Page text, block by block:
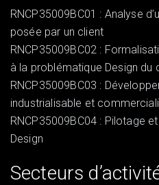
RNCP35009BC01 : Analyse
posée par un client
RNCP35009BC02 :
à la problématique Design du
RNCP35009BC03 :
industrialisable et
RNCP35009BC04 : Pilotage
Design
Secteurs